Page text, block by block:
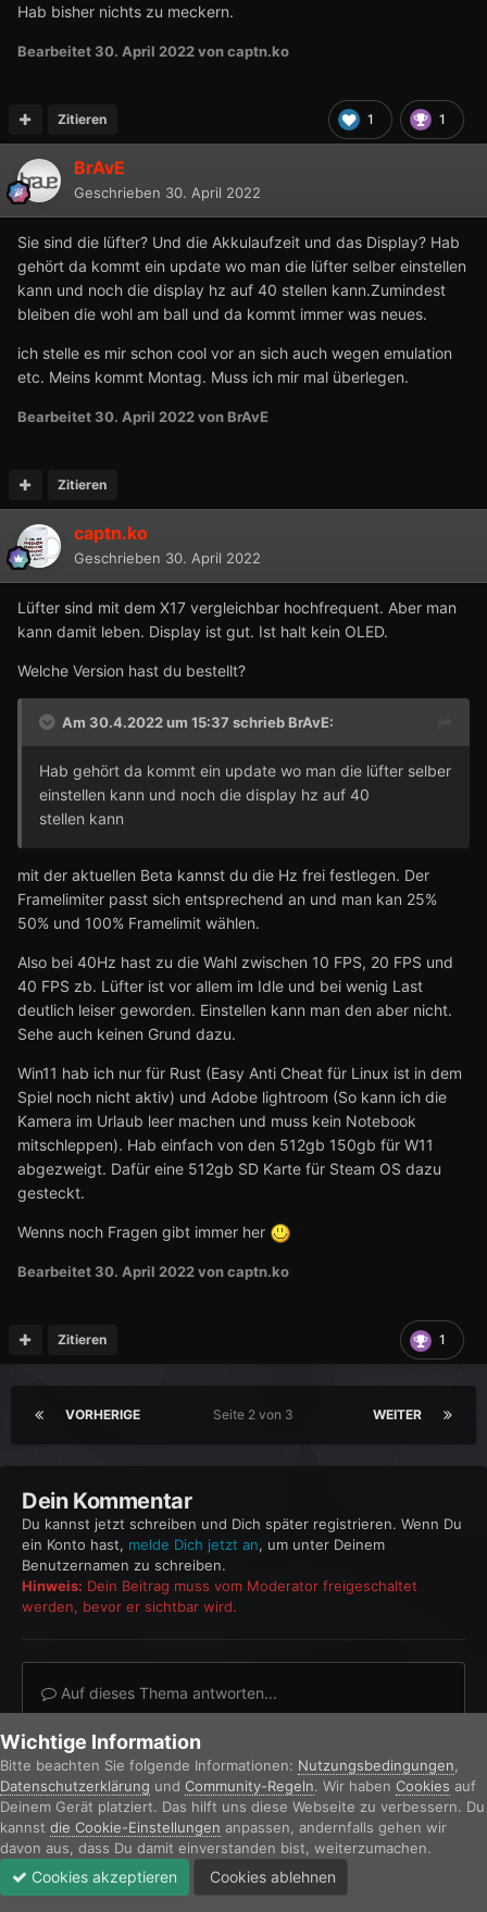
Hab bisher nichts zu meckern.
Bearbeitet 30. April 2022von captn.ko
1 1
Zitieren
BrAvE
Geschrieben 30. April 2022
Sie sind die lüfter? Und die Akkulaufzeit und das Display? Hab
gehört da kommt ein update wo man die lüfter selber einstellen
kann und noch die display hz auf 40 stellen kann.Zumindest
bleiben die wohl am ball und da kommt immer was neues.
ich stelle es mir schon cool vor an sich auch wegen emulation
etc. Meins kommt Montag. Muss ich mir mal überlegen.
Bearbeitet 30. April 2022von BrAvE
Zitieren
captn.ko
Geschrieben 30. April 2022
Lüfter sind mit dem X17 vergleichbar hochfrequent. Aber man
kann damit leben. Display ist gut. Ist halt kein OLED.
Welche Version hast du bestellt?
Am 30.4.2022 um 15:37 schriebBrAvE:
Hab gehört da kommt ein update wo man die lüfter selber
einstellen kann und noch die display hz auf 40
stellen kann
mit der aktuellen Beta kannst du die Hz frei festlegen. Der
Framelimiter passt sich entsprechend an und man kan 25%
50% und 100% Framelimit wählen.
Also bei 40Hz hast zu die Wahl zwischen 10 FPS, 20 FPS und
40 FPS zb. Lüfter ist vor allem im Idle und bei wenig Last
deutlich leiser geworden. Einstellen kann man den aber nicht.
Sehe auch keinen Grund dazu.
Win11 hab ich nur für Rust (Easy Anti Cheat für Linux ist in dem
Spiel noch nicht aktiv) und Adobe lightroom (So kann ich die
Kamera im Urlaub leer machen und muss kein Notebook
mitschleppen). Hab einfach von den 512gb 150gb für W11
abgezweigt. Dafür eine 512gb SD Karte für Steam OS dazu
gesteckt.
Wenns noch Fragen gibt immer her
Bearbeitet 30. April 2022von captn.ko
1
Zitieren
VORHERIGE WEITER
Seite 2 von 3
Dein Kommentar
Du kannst jetzt schreiben und Dich später registrieren. Wenn Du
ein Konto hast, melde Dich jetzt an, um unter Deinem
Benutzernamen zu schreiben.
Hinweis: Dein Beitrag muss vom Moderator freigeschaltet
werden, bevor er sichtbar wird.
Auf dieses Thema antworten...
Teilen Folgen 0
Zur Themenübersicht
Wichtige Information
Bitte beachten Sie folgende Informationen: Nutzungsbedingungen
Datenschutzerklärung und Community-Regeln. Wir haben Cookies auf
Deinem Gerät platziert. Das hilft uns diese Webseite zu verbessern. Du
kannst die Cookie-Einstellungen anpassen, andernfalls gehen wir
davon aus, dass Du damit einverstanden bist, weiterzumachen.
Cookies akzeptieren Cookies ablehnen